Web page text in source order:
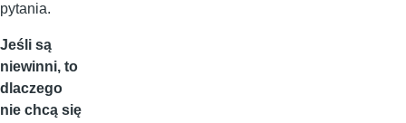
pytania.
Jeśli są
niewinni, to
dlaczego
nie chcą się